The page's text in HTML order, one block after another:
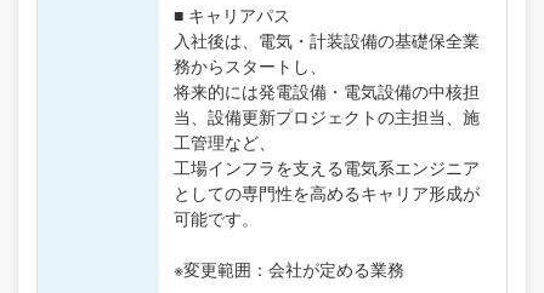
■ キャリアパス
入社後は、電気・計装設備の基礎保全業
務からスタートし、
将来的には発電設備・電気設備の中核担
当、設備更新プロジェクトの主担当、施
工管理など、
工場インフラを支える電気系エンジニア
としての専門性を高めるキャリア形成が
可能です。
※変更範囲：会社が定める業務